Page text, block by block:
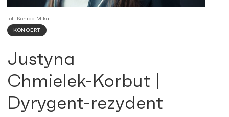
KONCERT
Justyna
Chmielek-Korbut |
Dyrygent-rezydent
fot. Konrad Mika